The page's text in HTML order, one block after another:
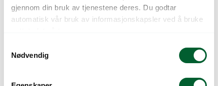
gjennom din bruk av tjenestene deres. Du godtar
automatisk vår bruk av informasjonskapsler ved å bruke
Nødvendig
ØKO, SALAT,
ICEBERG-, MYTHOS
ØKO, SANDSENNEP
«VILD RUCOLA»